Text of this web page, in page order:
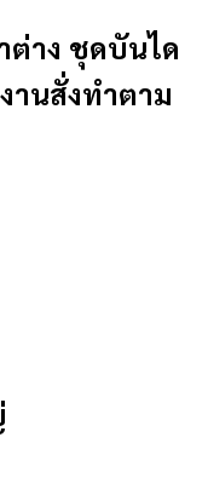
าง ชุดบันได
านสั่งทำตาม